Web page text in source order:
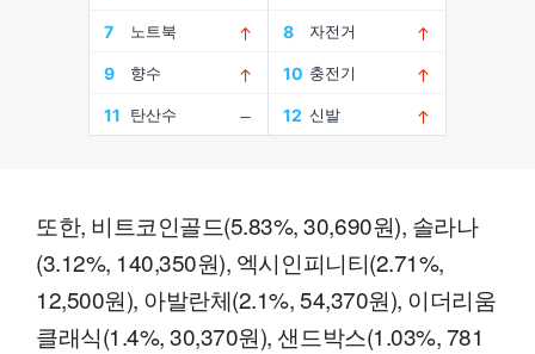
또한, 비트코인골드(5.83%, 30,690원), 솔라나
(3.12%, 140,350원), 엑시인피니티(2.71%,
12,500원), 아발란체(2.1%, 54,370원), 이더리움
클래식(1.4%, 30,370원), 샌드박스(1.03%, 781